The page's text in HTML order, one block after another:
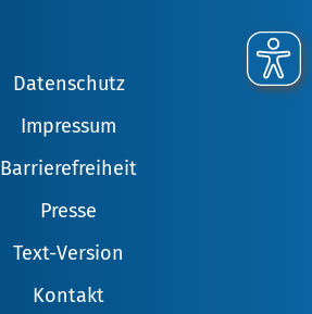
Datenschutz
Impressum
Barrierefreiheit
Presse
Text-Version
Kontakt